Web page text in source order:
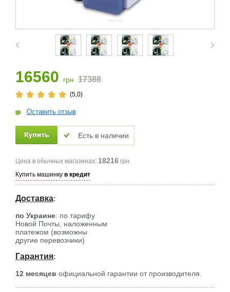
16560 грн 17388
(5,0)
Оставить отзыв
Есть в наличии
Цена в обычных магазинах: 18216 грн
Купить машинку в кредит
Доставка:
по Украине: по тарифу
Новой Почты, наложенным
платежом (возможны
другие перевозчики)
Гарантия:
12 месяцев официальной гарантии от производителя.